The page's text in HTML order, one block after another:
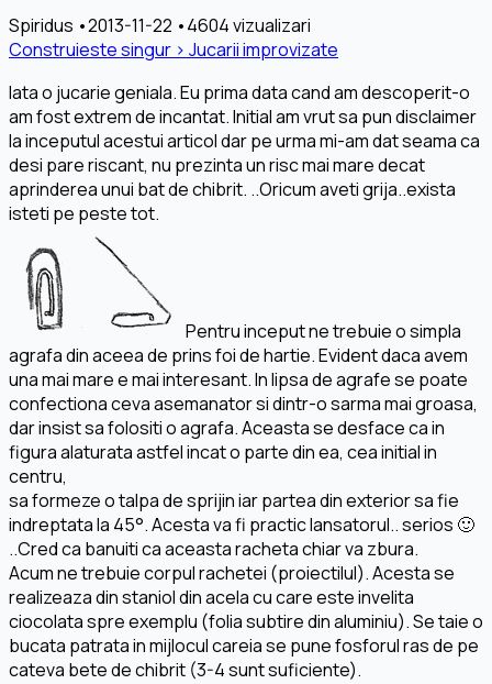
Spiridus •2013-11-22 •4604 vizualizari
Construieste singur › Jucarii improvizate
Iata o jucarie geniala. Eu prima data cand am descoperit-o
am fost extrem de incantat. Initial am vrut sa pun disclaimer
la inceputul acestui articol dar pe urma mi-am dat seama ca
desi pare riscant, nu prezinta un risc mai mare decat
aprinderea unui bat de chibrit. ..Oricum aveti grija..exista
isteti pe peste tot.
Pentru inceput ne trebuie o simpla
agrafa din aceea de prins foi de hartie. Evident daca avem
una mai mare e mai interesant. In lipsa de agrafe se poate
confectiona ceva asemanator si dintr-o sarma mai groasa,
dar insist sa folositi o agrafa. Aceasta se desface ca in
figura alaturata astfel incat o parte din ea, cea initial in
centru,
sa formeze o talpa de sprijin iar partea din exterior sa fie
indreptata la 45°. Acesta va fi practic lansatorul.. serios 🙂
..Cred ca banuiti ca aceasta racheta chiar va zbura.
Acum ne trebuie corpul rachetei (proiectilul). Acesta se
realizeaza din staniol din acela cu care este invelita
ciocolata spre exemplu (folia subtire din aluminiu). Se taie o
bucata patrata in mijlocul careia se pune fosforul ras de pe
cateva bete de chibrit (3-4 sunt suficiente).